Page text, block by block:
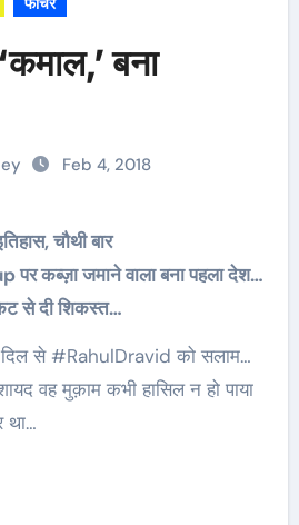
बना
Feb 4, 2018
कब्ज़ा जमाने वाला बना पहला देश…
से दी शिकस्त…
से #RahulDravid को सलाम…
वह मुक़ाम कभी हासिल न हो पाया
था…